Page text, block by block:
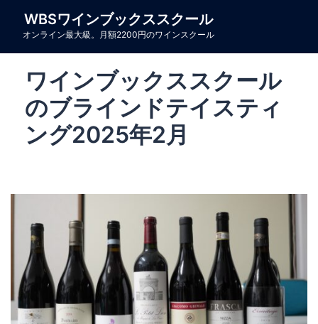
WBSワインブックススクール
オンライン最大級。月額2200円のワインスクール
ワインブックススクール
のブラインドテイスティ
ング2025年2月